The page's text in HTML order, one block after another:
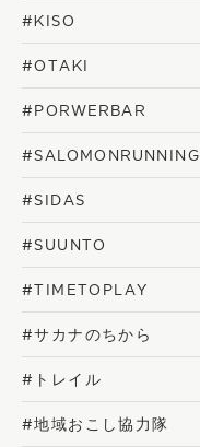
#KISO
#OTAKI
#PORWERBAR
#SALOMONRUNNING
#SIDAS
#SUUNTO
#TIMETOPLAY
#サカナのちから
#トレイル
#地域おこし協力隊